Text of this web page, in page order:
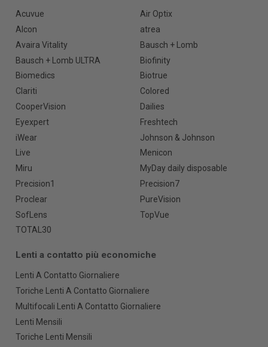
Acuvue
Air Optix
Alcon
atrea
Avaira Vitality
Bausch + Lomb
Bausch + Lomb ULTRA
Biofinity
Biomedics
Biotrue
Clariti
Colored
CooperVision
Dailies
Eyexpert
Freshtech
iWear
Johnson & Johnson
Live
Menicon
Miru
MyDay daily disposable
Precision1
Precision7
Proclear
PureVision
SofLens
TopVue
TOTAL30
Lenti a contatto più economiche
Lenti A Contatto Giornaliere
Toriche Lenti A Contatto Giornaliere
Multifocali Lenti A Contatto Giornaliere
Lenti Mensili
Toriche Lenti Mensili